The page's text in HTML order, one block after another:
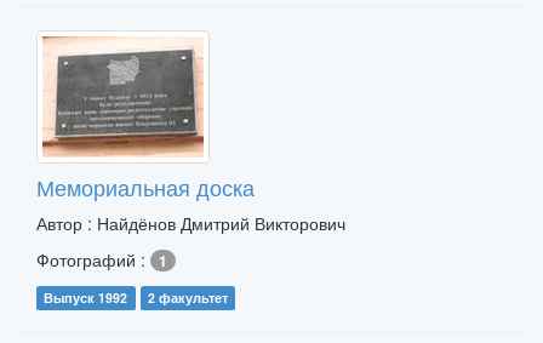
Мемориальная доска
Автор : Найдёнов Дмитрий Викторович
Фотографий :
1
Выпуск 1992 2 факультет